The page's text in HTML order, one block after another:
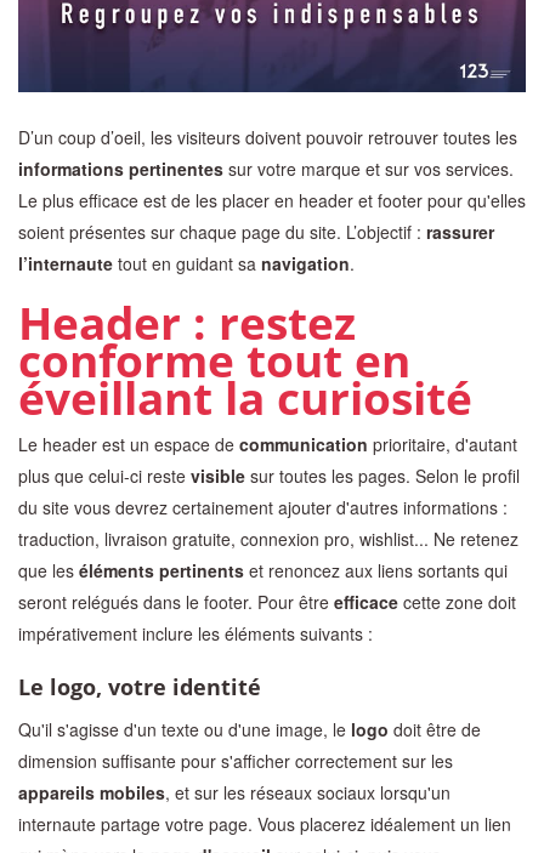
D’un coup d’oeil, les visiteurs doivent pouvoir retrouver toutes les
informations pertinentes sur votre marque et sur vos services.
Le plus efficace est de les placer en header et footer pour qu'elles
soient présentes sur chaque page du site. L’objectif : rassurer
l’internaute tout en guidant sa navigation.
Header : restez
conforme tout en
éveillant la curiosité
Le header est un espace de communication prioritaire, d'autant
plus que celui-ci reste visible sur toutes les pages. Selon le profil
du site vous devrez certainement ajouter d'autres informations :
traduction, livraison gratuite, connexion pro, wishlist... Ne retenez
que les éléments pertinents et renoncez aux liens sortants qui
seront relégués dans le footer. Pour être efficace cette zone doit
impérativement inclure les éléments suivants :
Le logo, votre identité
Qu'il s'agisse d'un texte ou d'une image, le logo doit être de
dimension suffisante pour s'afficher correctement sur les
appareils mobiles, et sur les réseaux sociaux lorsqu'un
internaute partage votre page. Vous placerez idéalement un lien